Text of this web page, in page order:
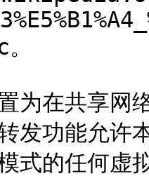
为在共享网
发功能允许
式的任何